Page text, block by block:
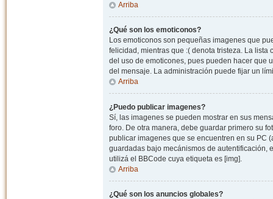
Arriba
¿Qué son los emoticonos?
Los emoticonos son pequeñas imagenes que
felicidad, mientras que :( denota tristeza. La
del uso de emoticones, pues pueden hacer que
del mensaje. La administración puede fijar un
Arriba
¿Puedo publicar imagenes?
Sí, las imagenes se pueden mostrar en sus
foro. De otra manera, debe guardar primero su
publicar imagenes que se encuentren en su PC
guardadas bajo mecánismos de autentificación,
utilizá el BBCode cuya etiqueta es [img].
Arriba
¿Qué son los anuncios globales?